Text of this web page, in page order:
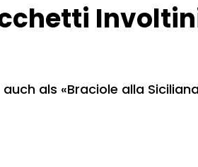
als «Braciole alla